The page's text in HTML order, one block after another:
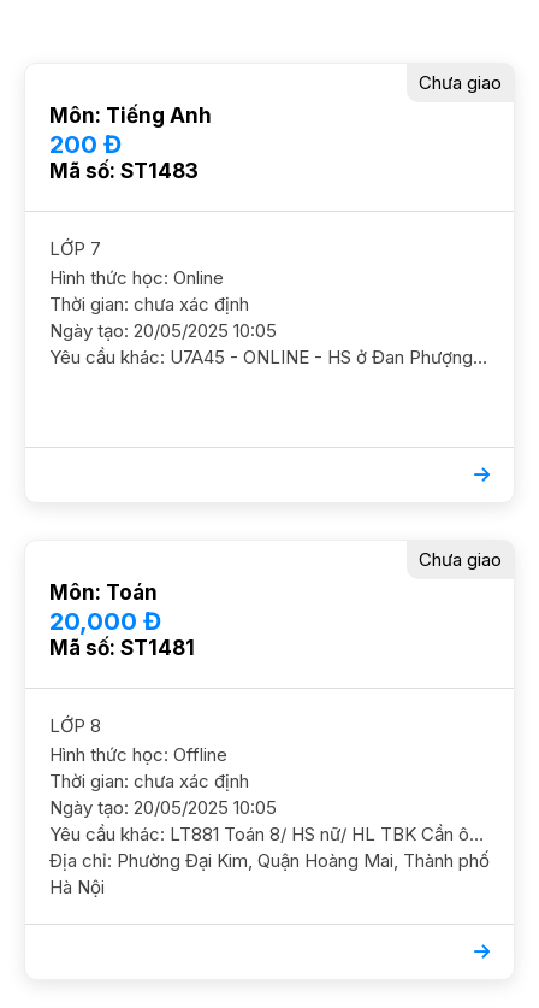
Môn: Tiếng Anh
200 Đ
Mã số: ST1483
Chưa giao
LỚP 7
Hình thức học: Online
Thời gian: chưa xác định
Ngày tạo: 20/05/2025 10:05
Yêu cầu khác: U7A45 - ONLINE - HS ở Đan Phượng Tiếng Anh 7/ HS nữ/ Vins/ HL TBK HS đang ở mức 6.9. HS hơi nhát Cần GS kèm chắc kiến thức theo chương trình ở lớp, ôn luyện nâng cao dần để nâng cao điểm số GS NỮ. YC có kn Dự kiến học 3b/tuần sau đó học 2b/tuần Lịch trống các buổi tối từ 7h hoặc 7h30 (T2 đến T6) và chiều T7
Môn: Toán
20,000 Đ
Mã số: ST1481
Chưa giao
LỚP 8
Hình thức học: Offline
Thời gian: chưa xác định
Ngày tạo: 20/05/2025 10:05
Yêu cầu khác: LT881 Toán 8/ HS nữ/ HL TBK Cần ôn chắc kiến thức và ôn luyện thêm, định hướng thi công lập YC GS nữ DC Chung cư A15, Đại Kim, Hoàng Mai Lịch trống chiều t3, 4, 5; Tối 3, 4 Học phí 200-220( ưu tiên lịch chiều)
Địa chỉ: Phường Đại Kim, Quận Hoàng Mai, Thành phố
Hà Nội